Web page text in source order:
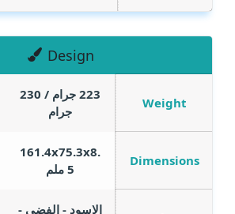
Design
Weight
223 جرام / 230
جرام
Dimensions
161.4x75.3x8.
5 ملم
الاسود - الفضي -